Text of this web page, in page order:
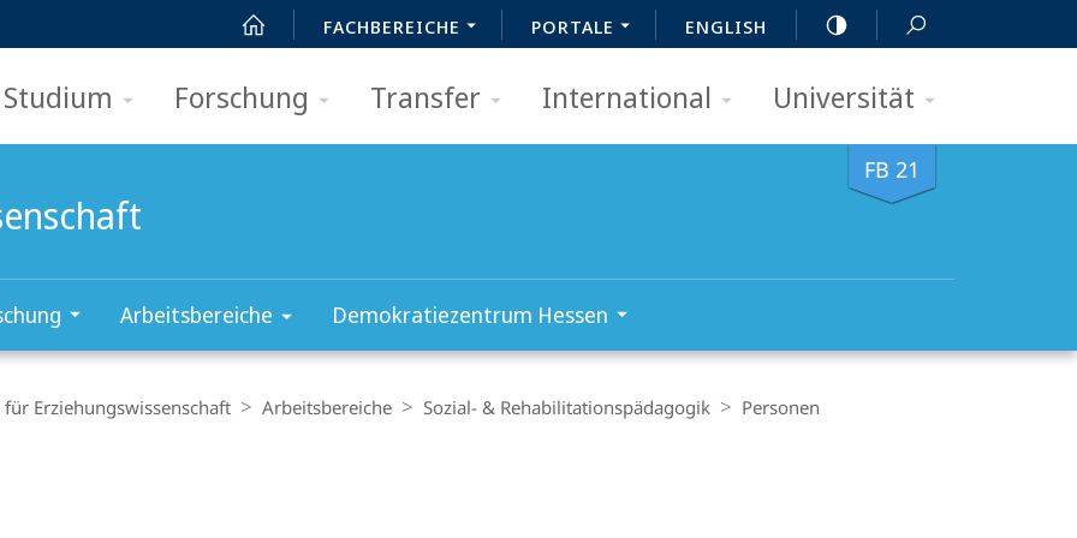
FACHBEREICHE PORTALE ENGLISH
Studium Forschung Transfer International Universität
FB 21
Arbeitsbereiche Demokratiezentrum Hessen
Erziehungswissenschaft Arbeitsbereiche Sozial- & ­Rehabilitations­pädagogik
Personen